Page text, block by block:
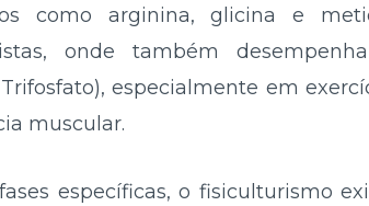
como arginina, glicina e
onde também
especialmente em
muscular.
específicas, o fisiculturismo